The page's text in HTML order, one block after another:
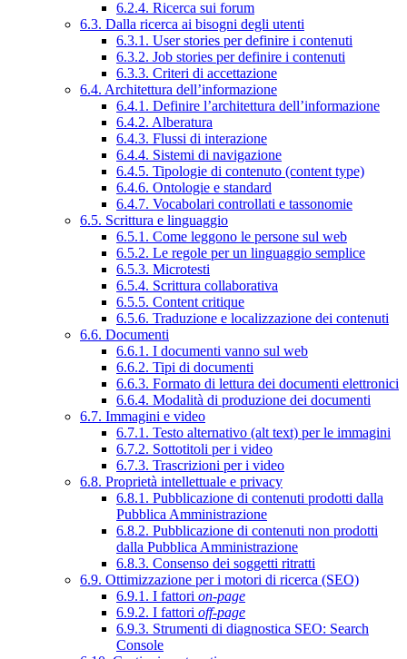
6.2.4. Ricerca sui forum
6.3. Dalla ricerca ai bisogni degli utenti
6.3.1. User stories per definire i contenuti
6.3.2. Job stories per definire i contenuti
6.3.3. Criteri di accettazione
6.4. Architettura dell’informazione
6.4.1. Definire l’architettura dell’informazione
6.4.2. Alberatura
6.4.3. Flussi di interazione
6.4.4. Sistemi di navigazione
6.4.5. Tipologie di contenuto (content type)
6.4.6. Ontologie e standard
6.4.7. Vocabolari controllati e tassonomie
6.5. Scrittura e linguaggio
6.5.1. Come leggono le persone sul web
6.5.2. Le regole per un linguaggio semplice
6.5.3. Microtesti
6.5.4. Scrittura collaborativa
6.5.5. Content critique
6.5.6. Traduzione e localizzazione dei contenuti
6.6. Documenti
6.6.1. I documenti vanno sul web
6.6.2. Tipi di documenti
6.6.3. Formato di lettura dei documenti elettronici
6.6.4. Modalità di produzione dei documenti
6.7. Immagini e video
6.7.1. Testo alternativo (alt text) per le immagini
6.7.2. Sottotitoli per i video
6.7.3. Trascrizioni per i video
6.8. Proprietà intellettuale e privacy
6.8.1. Pubblicazione di contenuti prodotti dalla
Pubblica Amministrazione
6.8.2. Pubblicazione di contenuti non prodotti
dalla Pubblica Amministrazione
6.8.3. Consenso dei soggetti ritratti
6.9. Ottimizzazione per i motori di ricerca (SEO)
6.9.1. I fattori on-page
6.9.2. I fattori off-page
6.9.3. Strumenti di diagnostica SEO: Search
Console